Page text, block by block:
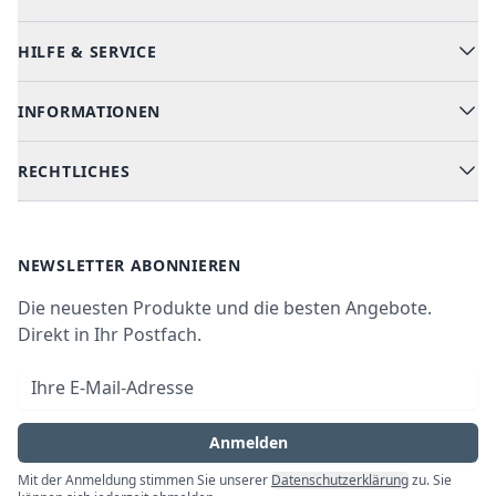
Alle Kategorien
Kühlen & Gefrieren
HILFE & SERVICE
Hilfe & FAQ
INFORMATIONEN
Über uns
RECHTLICHES
Datenschutz
Widerrufsrecht
Impressum
NEWSLETTER ABONNIEREN
Die neuesten Produkte und die besten Angebote.
Direkt in Ihr Postfach.
E-Mail-Adresse
Anmelden
Mit der Anmeldung stimmen Sie unserer Datenschutzerklärungzu. Sie